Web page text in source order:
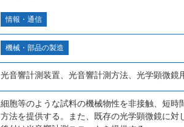
情報・通信
機械・部品の製造
光音響計測装置、光音響計測方法、光学顕微鏡
細胞等のような試料の機械物性を非接触、短
方法を提供する。また、既存の光学顕微鏡に